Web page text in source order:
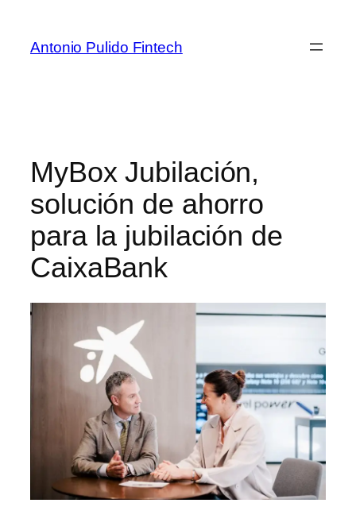
Antonio Pulido Fintech
MyBox Jubilación,
solución de ahorro
para la jubilación de
CaixaBank